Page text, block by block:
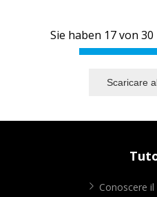
Sie haben 17von 30
Scaricare
Conoscere